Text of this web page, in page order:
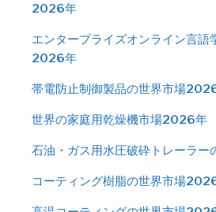
2026年
エンタープライズオンライン言語
2026年
帯電防止制御製品の世界市場
世界の家庭用乾燥機市場2026年
石油・ガス用水圧破砕トレーラ
コーティング樹脂の世界市場